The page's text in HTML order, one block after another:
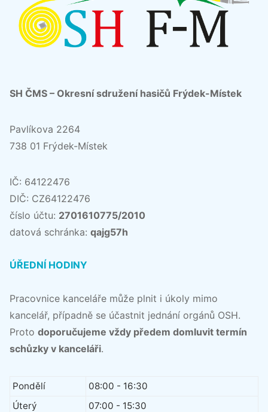
SH ČMS – Okresní sdružení hasičů Frýdek-Místek
Pavlíkova 2264
738 01 Frýdek-Místek
IČ: 64122476
DIČ: CZ64122476
číslo účtu: 2701610775/2010
datová schránka: qajg57h
ÚŘEDNÍ HODINY
Pracovnice kanceláře může plnit i úkoly mimo
kancelář, případně se účastnit jednání orgánů OSH.
Proto doporučujeme vždy předem domluvit termín
schůzky v kanceláři.
Pondělí
08:00 - 16:30
Úterý
07:00 - 15:30